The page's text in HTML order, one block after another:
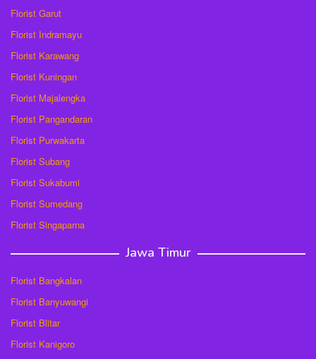
Florist Garut
Florist Indramayu
Florist Karawang
Florist Kuningan
Florist Majalengka
Florist Pangandaran
Florist Purwakarta
Florist Subang
Florist Sukabumi
Florist Sumedang
Florist Singaparna
Jawa Timur
Florist Bangkalan
Florist Banyuwangi
Florist Blitar
Florist Kanigoro